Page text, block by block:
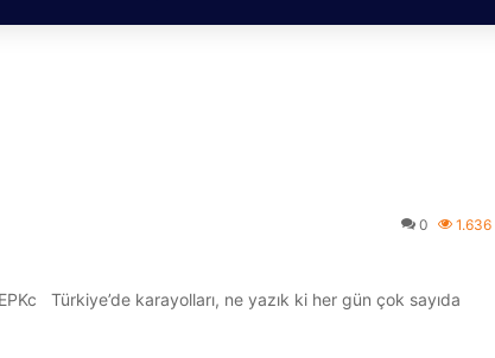
0 1.636
Türkiye’de karayolları, ne yazık ki her gün çok sayıda